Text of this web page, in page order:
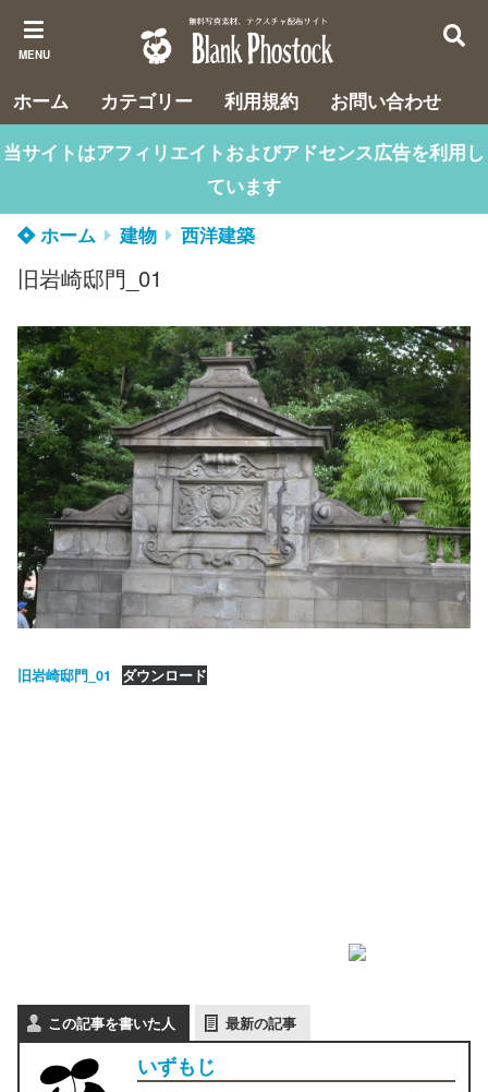
MENU
ホーム カテゴリー 利用規約
お問い合わせ
当サイトはアフィリエイトおよびアドセンス広告を利用し
ています
ホーム
建物 西洋建築
旧岩崎邸門_01
旧岩崎邸門_01 ダウンロード
この記事を書いた人 最新の記事
いずもじ